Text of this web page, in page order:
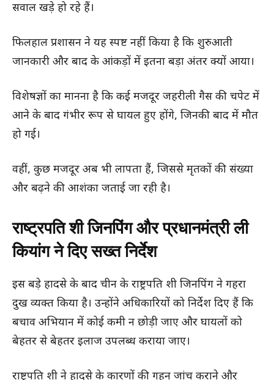
सवाल खड़े हो रहे हैं।
फिलहाल प्रशासन ने यह स्पष्ट नहीं किया है कि शुरुआती
जानकारी और बाद के आंकड़ों में इतना बड़ा अंतर क्यों आया।
विशेषज्ञों का मानना है कि कई मजदूर जहरीली गैस की चपेट में
आने के बाद गंभीर रूप से घायल हुए होंगे, जिनकी बाद में मौत
हो गई।
वहीं, कुछ मजदूर अब भी लापता हैं, जिससे मृतकों की संख्या
और बढ़ने की आशंका जताई जा रही है।
राष्ट्रपति शी जिनपिंग और प्रधानमंत्री ली
कियांग ने दिए सख्त निर्देश
इस बड़े हादसे के बाद चीन के राष्ट्रपति शी जिनपिंग ने गहरा
दुख व्यक्त किया है। उन्होंने अधिकारियों को निर्देश दिए हैं कि
बचाव अभियान में कोई कमी न छोड़ी जाए और घायलों को
बेहतर से बेहतर इलाज उपलब्ध कराया जाए।
राष्ट्रपति शी ने हादसे के कारणों की गहन जांच कराने और